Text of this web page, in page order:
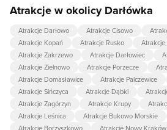
Atrakcje w okolicy Darłówka
Atrakcje Darłowo Atrakcje Cisowo
Atrakcje Kopań
Atrakcje Rusko
Atrakcje
Atrakcje Zakrzewo
Atrakcje Darłowiec
Atrakcje Zielnowo
Atrakcje Porzecze
Atrakcje Domasławice
Atrakcje Palczewice
Atrakcje Sińczyca
Atrakcje Dąbki
Atrakcje Zagórzyn
Atrakcje Krupy
Atrakcje Leśnica
Atrakcje Bukowo Morskie